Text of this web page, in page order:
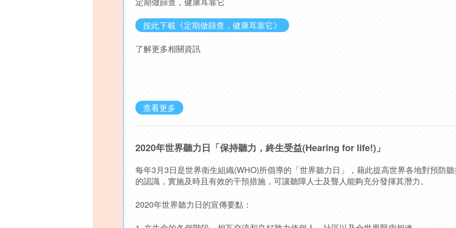
按此下載《定期做篩查，健康耳靠它》
了解更多相關資訊
查看更多
2020年世界聽力日「保持聽力，終生受益(Hearing for life!)」
每年3月3日是世界衛生組織(WHO)所倡導的「世界聽力日」，藉此提高世界各地對預防
的認識，實施及時且有效的干預措施，可讓聽障人士及聾人能夠充分發揮其潛力。
2020年世界聽力日的宣傳要點：